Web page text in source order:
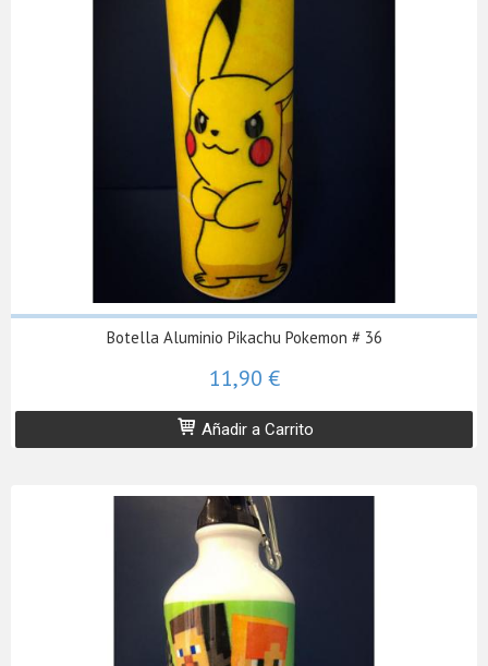
Botella Aluminio Pikachu Pokemon # 36
11,90 €
Añadir a Carrito